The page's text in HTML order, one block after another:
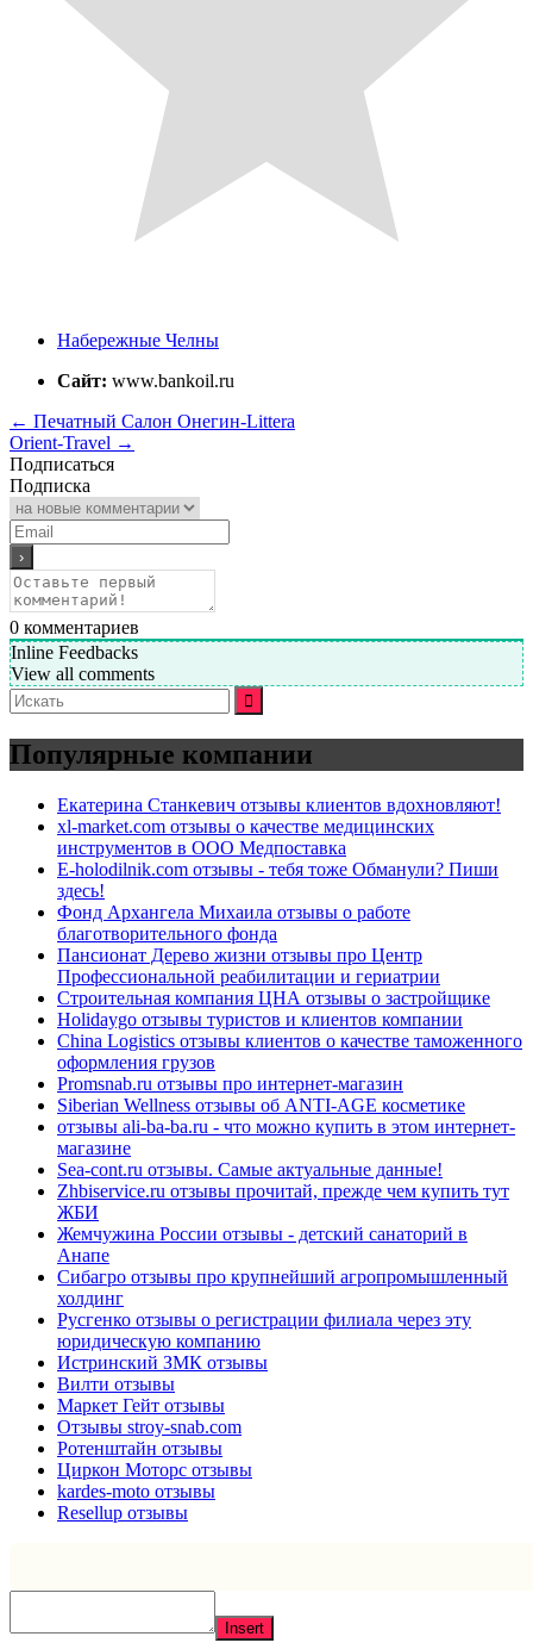
Набережные Челны
Сайт: www.bankoil.ru
← Печатный Салон Онегин-Littera
Orient-Travel →
Подписаться
Подписка
0 комментариев
Inline Feedbacks
View all comments
Искать:
Популярные компании
Екатерина Станкевич отзывы клиентов вдохновляют!
xl-market.com отзывы о качестве медицинских
инструментов в ООО Медпоставка
E-holodilnik.com отзывы - тебя тоже Обманули? Пиши
здесь!
Фонд Архангела Михаила отзывы о работе
благотворительного фонда
Пансионат Дерево жизни отзывы про Центр
Профессиональной реабилитации и гериатрии
Строительная компания ЦНА отзывы о застройщике
Holidaygo отзывы туристов и клиентов компании
China Logistics отзывы клиентов о качестве таможенного
оформления грузов
Promsnab.ru отзывы про интернет-магазин
Siberian Wellness отзывы об ANTI-AGE косметике
отзывы ali-ba-ba.ru - что можно купить в этом интернет-
магазине
Sea-cont.ru отзывы. Самые актуальные данные!
Zhbiservice.ru отзывы прочитай, прежде чем купить тут
ЖБИ
Жемчужина России отзывы - детский санаторий в
Анапе
Сибагро отзывы про крупнейший агропромышленный
холдинг
Русгенко отзывы о регистрации филиала через эту
юридическую компанию
Истринский ЗМК отзывы
Вилти отзывы
Маркет Гейт отзывы
Отзывы stroy-snab.com
Ротенштайн отзывы
Циркон Моторс отзывы
kardes-moto отзывы
Resellup отзывы
Insert